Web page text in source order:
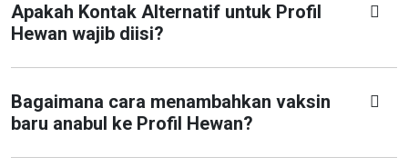
Apakah Kontak Alternatif untuk Profil
Hewan wajib diisi?
Bagaimana cara menambahkan vaksin
baru anabul ke Profil Hewan?